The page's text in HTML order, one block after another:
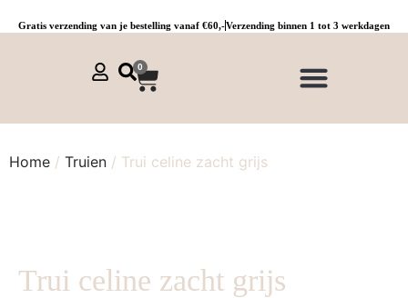
Gratis verzending van je bestelling vanaf €60,-Verzending binnen 1 tot 3 werkdagen
0
Home / Truien / Trui celine zacht grijs
Trui celine zacht grijs